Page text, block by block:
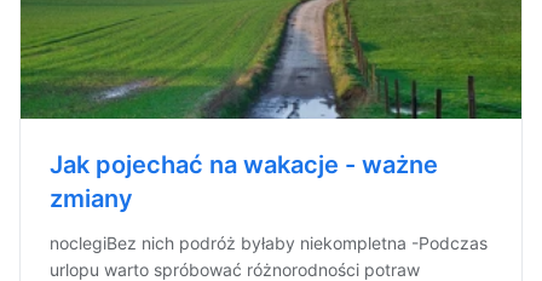
Jak pojechać na wakacje - ważne
zmiany
noclegiBez nich podróż byłaby niekompletna -Podczas
urlopu warto spróbować różnorodności potraw